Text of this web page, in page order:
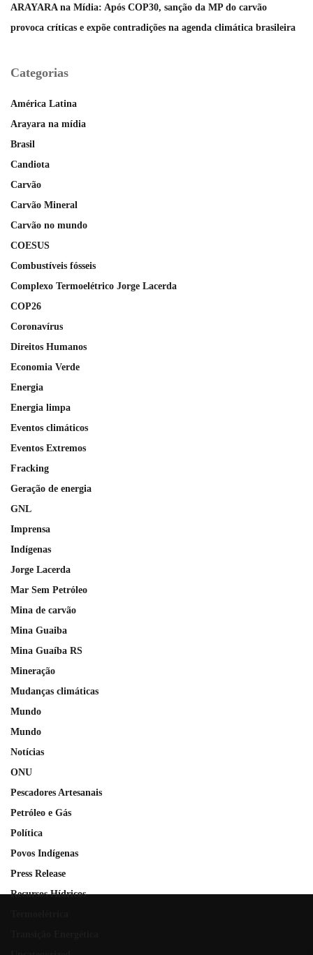
ARAYARA na Mídia: Após COP30, sanção da MP do carvão
provoca críticas e expõe contradições na agenda climática brasileira
Categorias
América Latina
Arayara na mídia
Brasil
Candiota
Carvão
Carvão Mineral
Carvão no mundo
COESUS
Combustíveis fósseis
Complexo Termoelétrico Jorge Lacerda
COP26
Coronavírus
Direitos Humanos
Economia Verde
Energia
Energia limpa
Eventos climáticos
Eventos Extremos
Fracking
Geração de energia
GNL
Imprensa
Indígenas
Jorge Lacerda
Mar Sem Petróleo
Mina de carvão
Mina Guaiba
Mina Guaíba RS
Mineração
Mudanças climáticas
Mundo
Mundo
Notícias
ONU
Pescadores Artesanais
Petróleo e Gás
Política
Povos Indígenas
Press Release
Recursos Hídricos